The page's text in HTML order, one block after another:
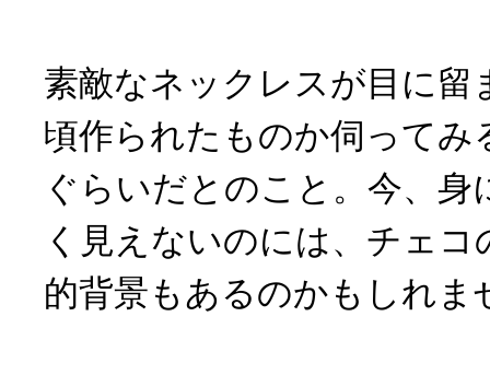
素敵なネックレスが目に留
頃作られたものか伺ってみ
ぐらいだとのこと。今、身
く見えないのには、チェ
的背景もあるのかもしれま